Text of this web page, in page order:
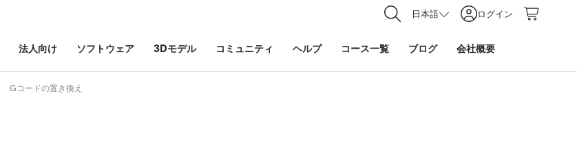
日本語 ログイン
法人向け ソフトウェア 3Dモデル コミュニティ ヘルプ コース一覧 ブログ 会社概要
Gコードの置き換え